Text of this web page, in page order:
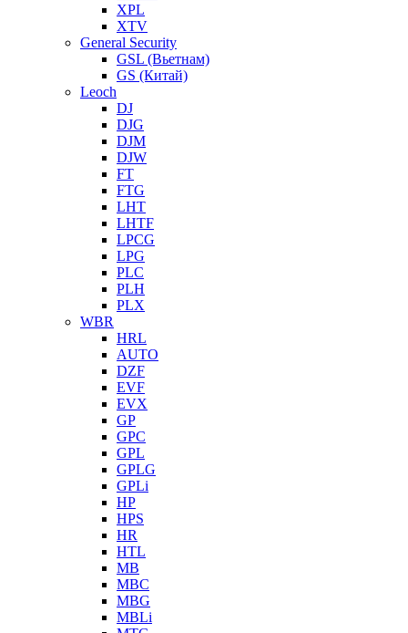
XPL
XTV
General Security
GSL (Вьетнам)
GS (Китай)
Leoch
DJ
DJG
DJM
DJW
FT
FTG
LHT
LHTF
LPCG
LPG
PLC
PLH
PLX
WBR
HRL
AUTO
DZF
EVF
EVX
GP
GPC
GPL
GPLG
GPLi
HP
HPS
HR
HTL
MB
MBC
MBG
MBLi